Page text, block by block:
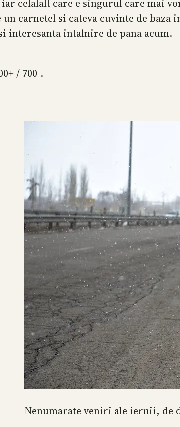
celalalt care e singurul care mai
carnetel si cateva cuvinte de
interesanta intalnire de pana acum.
/ 700-.
Nenumarate veniri ale iernii, de